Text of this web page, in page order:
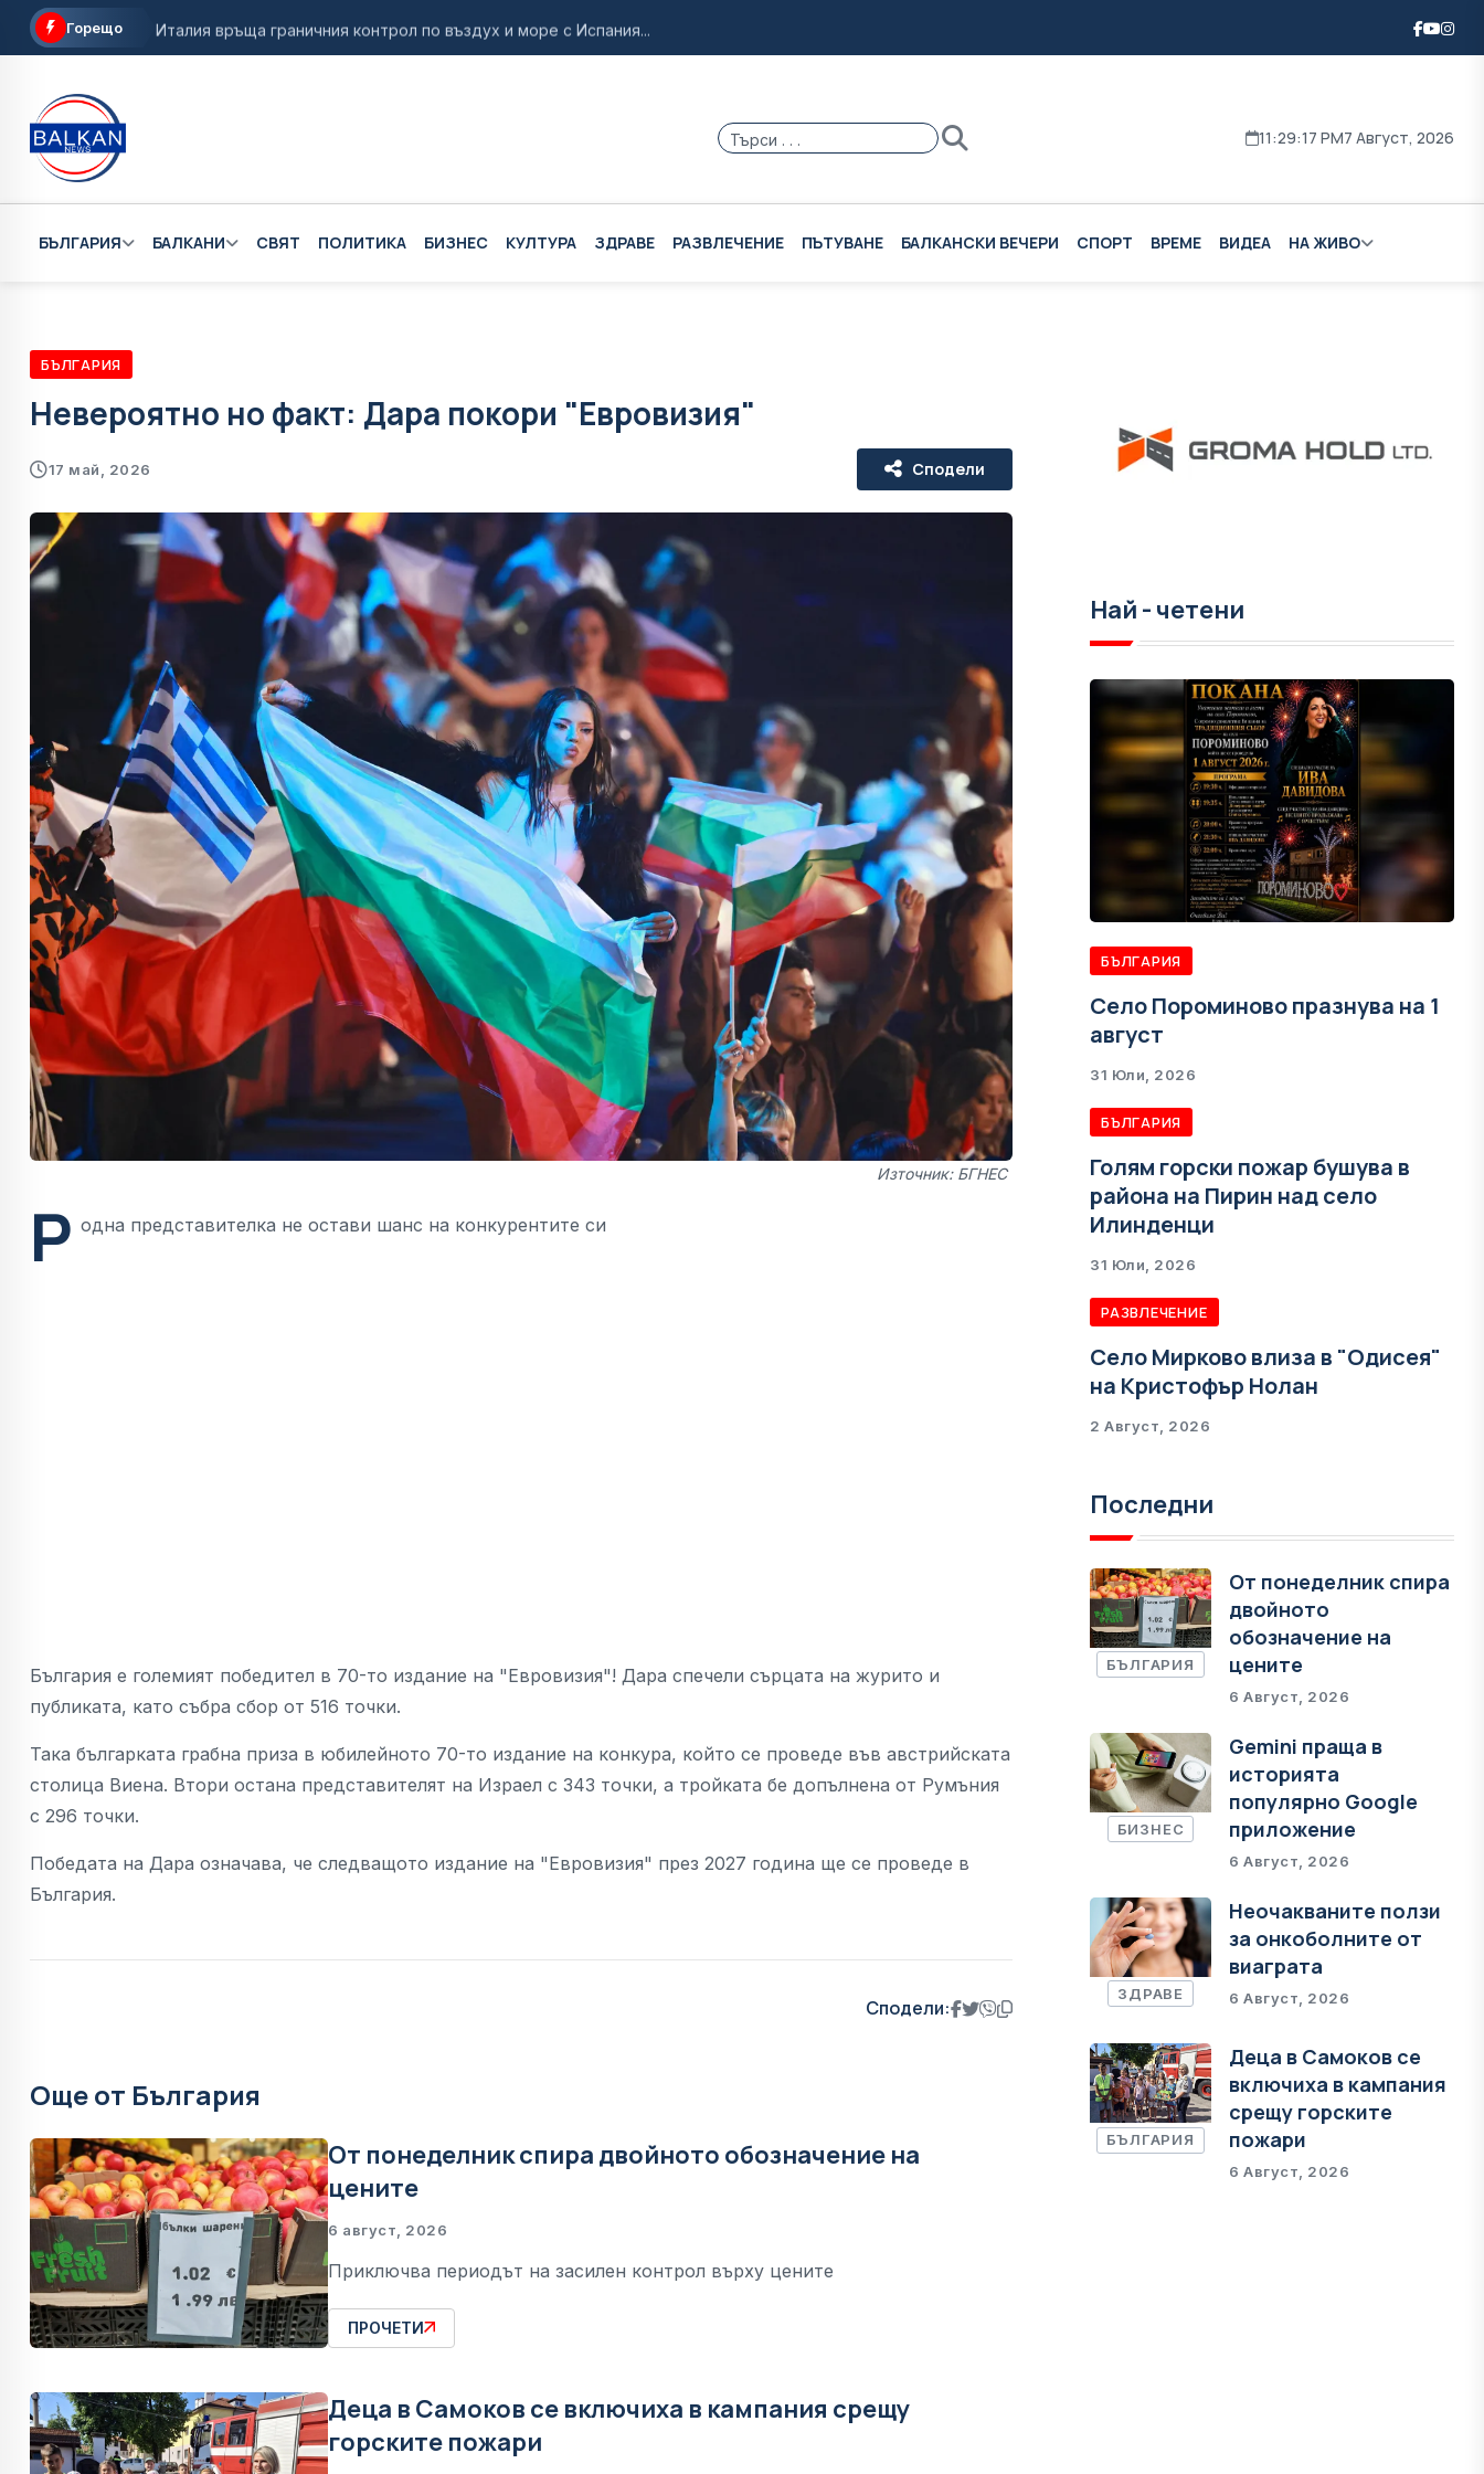
Горещо Италия връща граничния контрол по въздух и море с Испания...
Село Мирково влиза в "Одисея" на Кристофър Нолан...
11:29:18 PM7 Август, 2026
БЪЛГАРИЯ БАЛКАНИ СВЯТ ПОЛИТИКА БИЗНЕС КУЛТУРА ЗДРАВЕ РАЗВЛЕЧЕНИЕ ПЪТУВАНЕ БАЛКАНСКИ ВЕЧЕРИ СПОРТ ВРЕМЕ ВИДЕА НА ЖИВО
БЪЛГАРИЯ
Невероятно но факт: Дара покори "Евровизия"
17 май, 2026 Сподели
Източник: БГНЕС
Р одна представителка не остави шанс на конкурентите си
България е големият победител в 70-то издание на "Евровизия"! Дара спечели сърцата на журито и
публиката, като събра сбор от 516 точки.
Така българката грабна приза в юбилейното 70-то издание на конкура, който се проведе във австрийската
столица Виена. Втори остана представителят на Израел с 343 точки, а тройката бе допълнена от Румъния
с 296 точки.
Победата на Дара означава, че следващото издание на "Евровизия" през 2027 година ще се проведе в
България.
Сподели:
Още от България
От понеделник спира двойното обозначение на
цените
6 август, 2026
Приключва периодът на засилен контрол върху цените
ПРОЧЕТИ
Деца в Самоков се включиха в кампания срещу
горските пожари
Най - четени
БЪЛГАРИЯ
Село Пороминово празнува на 1
август
31 Юли, 2026
БЪЛГАРИЯ
Голям горски пожар бушува в
района на Пирин над село
Илинденци
31 Юли, 2026
РАЗВЛЕЧЕНИЕ
Село Мирково влиза в "Одисея"
на Кристофър Нолан
2 Август, 2026
Последни
БЪЛГАРИЯ
От понеделник спира
двойното
обозначение на
цените
6 Август, 2026
БИЗНЕС
Gemini праща в
историята
популярно Google
приложение
6 Август, 2026
ЗДРАВЕ
Неочакваните ползи
за онкоболните от
виаграта
6 Август, 2026
БЪЛГАРИЯ
Деца в Самоков се
включиха в кампания
срещу горските
пожари
6 Август, 2026